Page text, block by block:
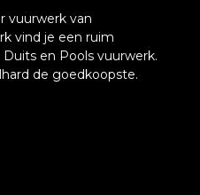
vuurwerk van
vind je een ruim
en Pools vuurwerk.
de goedkoopste.